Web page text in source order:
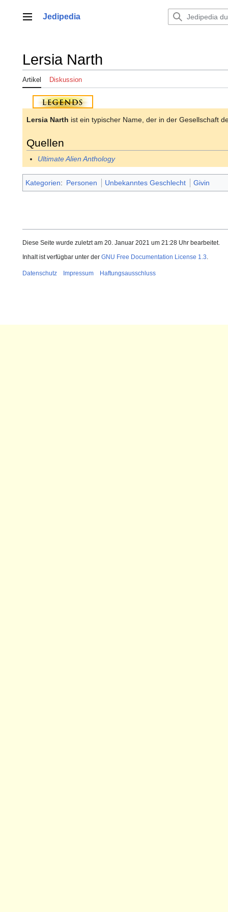
springenHauptmenü
Jedipedia
Lersia Narth
Artikel Diskussion
Lersia Narth ist ein typischer Name, der in der Gesellschaft
Quellen
Ultimate Alien Anthology
Kategorien: Personen Unbekanntes Geschlecht Givin
Diese Seite wurde zuletzt am 20. Januar 2021 um 21:28 Uhr bearbeitet.
Inhalt ist verfügbar unter der GNU Free Documentation License 1.3.
Datenschutz Impressum Haftungsausschluss